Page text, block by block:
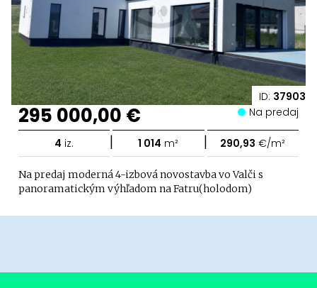
ID: 37903
295 000,00 € Na predaj
4 iz. | 1 014 m² | 290,93 €/m²
Na predaj moderná 4-izbová novostavba vo Valči s
panoramatickým výhľadom na Fatru(holodom)